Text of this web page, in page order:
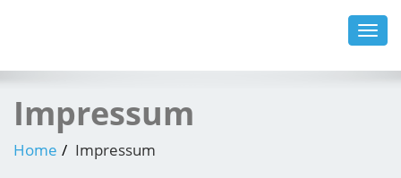
Impressum
Home Impressum